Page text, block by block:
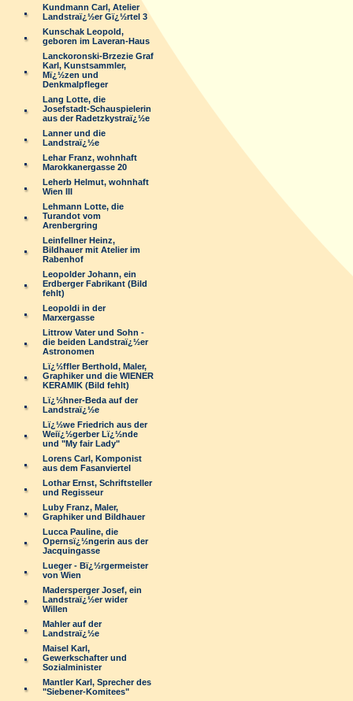
Kundmann Carl, Atelier
Landstraï¿½er Gï¿½rtel 3
Kunschak Leopold,
geboren im Laveran-Haus
Lanckoronski-Brzezie Graf
Karl, Kunstsammler,
Mï¿½zen und
Denkmalpfleger
Lang Lotte, die
Josefstadt-Schauspielerin
aus der Radetzkystraï¿½e
Lanner und die
Landstraï¿½e
Lehar Franz, wohnhaft
Marokkanergasse 20
Leherb Helmut, wohnhaft
Wien III
Lehmann Lotte, die
Turandot vom
Arenbergring
Leinfellner Heinz,
Bildhauer mit Atelier im
Rabenhof
Leopolder Johann, ein
Erdberger Fabrikant (Bild
fehlt)
Leopoldi in der
Marxergasse
Littrow Vater und Sohn -
die beiden Landstraï¿½er
Astronomen
Lï¿½ffler Berthold, Maler,
Graphiker und die WIENER
KERAMIK (Bild fehlt)
Lï¿½hner-Beda auf der
Landstraï¿½e
Lï¿½we Friedrich aus der
Weiï¿½gerber Lï¿½nde
und "My fair Lady"
Lorens Carl, Komponist
aus dem Fasanviertel
Lothar Ernst, Schriftsteller
und Regisseur
Luby Franz, Maler,
Graphiker und Bildhauer
Lucca Pauline, die
Opernsï¿½ngerin aus der
Jacquingasse
Lueger - Bï¿½rgermeister
von Wien
Madersperger Josef, ein
Landstraï¿½er wider
Willen
Mahler auf der
Landstraï¿½e
Maisel Karl,
Gewerkschafter und
Sozialminister
Mantler Karl, Sprecher des
"Siebener-Komitees"